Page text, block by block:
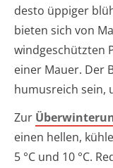
desto üppiger
bieten sich von
windgeschützten
einer Mauer. Der
humusreich sein,
Zur
einen hellen,
5 °C und 10 °C.